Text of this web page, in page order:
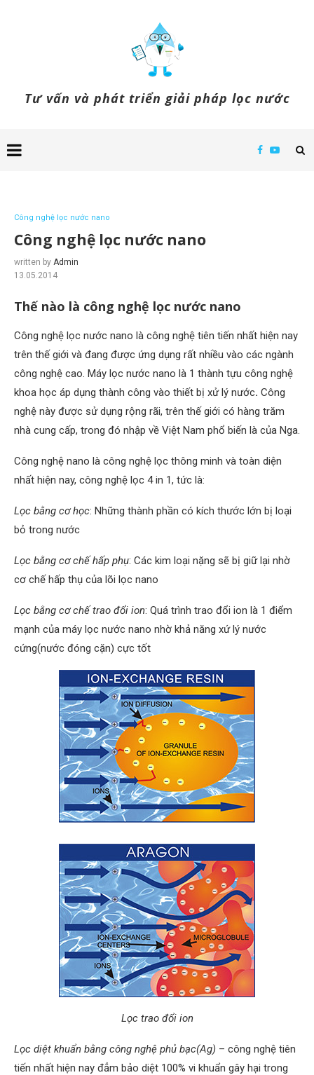
Tư vấn và phát triển giải pháp lọc nước
Công nghệ lọc nước nano
Công nghệ lọc nước nano
written by Admin
13.05.2014
Thế nào là công nghệ lọc nước nano
Công nghệ lọc nước nano là công nghệ tiên tiến nhất hiện nay
trên thế giới và đang được ứng dụng rất nhiều vào các ngành
công nghệ cao. Máy lọc nước nano là 1 thành tựu công nghệ
khoa học áp dụng thành công vào thiết bị xử lý nước. Công
nghệ này được sử dụng rộng rãi, trên thế giới có hàng trăm
nhà cung cấp, trong đó nhập về Việt Nam phổ biến là của Nga.
Công nghệ nano là công nghệ lọc thông minh và toàn diện
nhất hiện nay, công nghệ lọc 4 in 1, tức là:
Lọc bằng cơ học: Những thành phần có kích thước lớn bị loại
bỏ trong nước
Lọc bằng cơ chế hấp phụ: Các kim loại nặng sẽ bị giữ lại nhờ
cơ chế hấp thụ của lõi lọc nano
Lọc bằng cơ chế trao đổi ion: Quá trình trao đổi ion là 1 điểm
mạnh của máy lọc nước nano nhờ khả năng xứ lý nước
cứng(nước đóng cặn) cực tốt
Lọc trao đổi ion
Lọc diệt khuẩn bằng công nghệ phủ bạc(Ag) – công nghệ tiên
tiến nhất hiện nay đẳm bảo diệt 100% vi khuẩn gây hại trong